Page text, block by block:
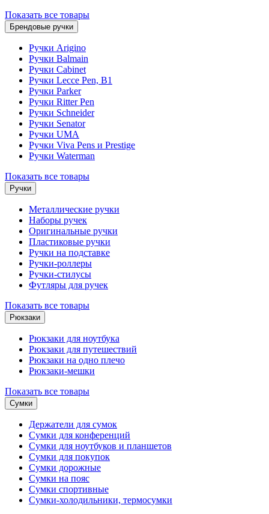
Показать все товары
Брендовые ручки
Ручки Arigino
Ручки Balmain
Ручки Cabinet
Ручки Lecce Pen, B1
Ручки Parker
Ручки Ritter Pen
Ручки Schneider
Ручки Senator
Ручки UMA
Ручки Viva Pens и Prestige
Ручки Waterman
Показать все товары
Ручки
Металлические ручки
Наборы ручек
Оригинальные ручки
Пластиковые ручки
Ручки на подставке
Ручки-роллеры
Ручки-стилусы
Футляры для ручек
Показать все товары
Рюкзаки
Рюкзаки для ноутбука
Рюкзаки для путешествий
Рюкзаки на одно плечо
Рюкзаки-мешки
Показать все товары
Сумки
Держатели для сумок
Сумки для конференций
Сумки для ноутбуков и планшетов
Сумки для покупок
Сумки дорожные
Сумки на пояс
Сумки спортивные
Сумки-холодильники, термосумки